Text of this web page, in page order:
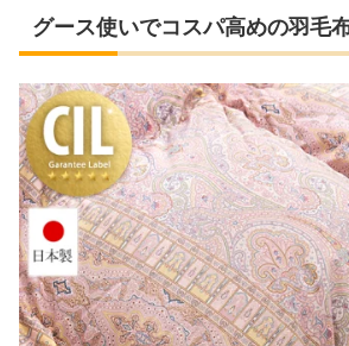
グース使いでコスパ高めの羽毛